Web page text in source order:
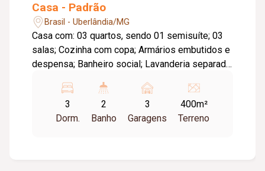
Casa - Padrão
Brasil - Uberlândia/MG
Casa com: 03 quartos, sendo 01 semisuíte; 03
salas; Cozinha com copa; Armários embutidos e
despensa; Banheiro social; Lavanderia separada
Ducha; Jardim; Canil; Espaço gourmet com
churrasqueira; Banheiro externo; Depósito; 03
vagas de garagem. O imóvel ainda conta com
3
Dorm.
2
Banho
3
Garagens
400m²
Terreno